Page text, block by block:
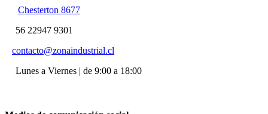
Chesterton 8677
56 22947 9301
contacto@zonaindustrial.cl
Lunes a Viernes | de 9:00 a 18:00